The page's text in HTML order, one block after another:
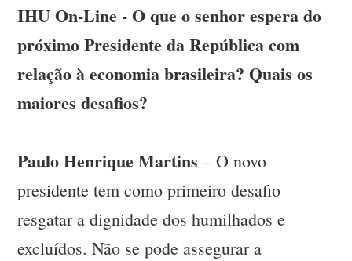
IHU On-Line - O que o senhor espera do
próximo Presidente da República com
relação à economia brasileira? Quais os
maiores desafios?
Paulo Henrique Martins – O novo
presidente tem como primeiro desafio
resgatar a dignidade dos humilhados e
excluídos. Não se pode assegurar a